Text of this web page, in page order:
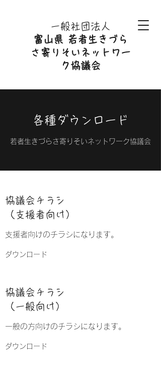
​一般社団法人
富山県 若者生きづら
さ寄りそいネットワー
ク協議会
各種ダウンロード
​若者生きづらさ寄りそいネットワーク協議会
協議会チラシ
（支援者向け）
​支援者向けのチラシになります。
ダウンロード
​​協議会チラシ
​（一般向け）
一般の方向けのチラシになります。
ダウンロード